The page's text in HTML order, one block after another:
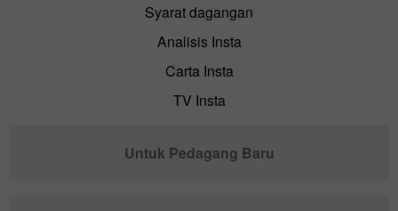
Syarat dagangan
Analisis Insta
Carta Insta
TV Insta
Untuk Pedagang Baru